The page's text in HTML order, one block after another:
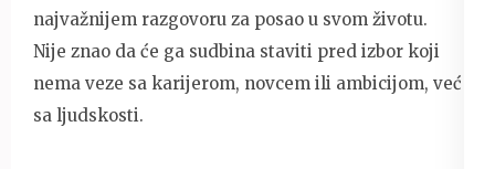
najvažnijem razgovoru za posao u svom životu.
Nije znao da će ga sudbina staviti pred izbor koji
nema veze sa karijerom, novcem ili ambicijom, već
sa ljudskosti.